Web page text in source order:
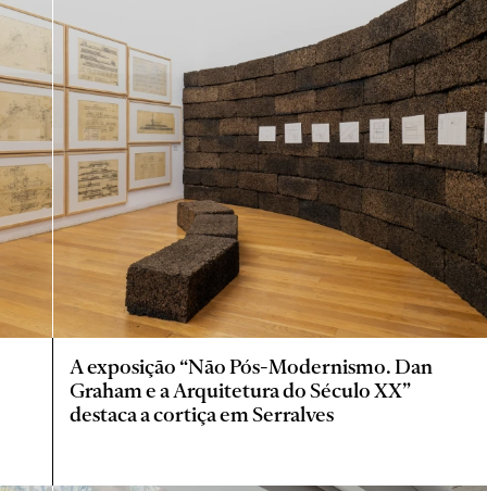
A exposição “Não Pós-Modernismo. Dan
Graham e a Arquitetura do Século XX”
destaca a cortiça em Serralves